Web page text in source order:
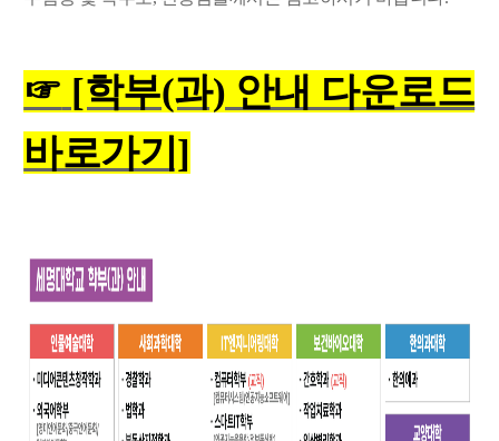
☞ [학부(과) 안내 다운로드
바로가기]